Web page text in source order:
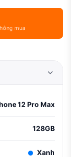
mua
12 Pro Max
128GB
Xanh